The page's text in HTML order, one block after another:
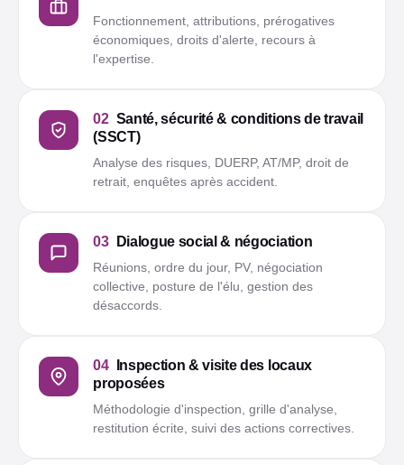
Fonctionnement, attributions, prérogatives
économiques, droits d'alerte, recours à
l'expertise.
02 Santé, sécurité & conditions de travail
(SSCT)
Analyse des risques, DUERP, AT/MP, droit de
retrait, enquêtes après accident.
03 Dialogue social & négociation
Réunions, ordre du jour, PV, négociation
collective, posture de l'élu, gestion des
désaccords.
04
Inspection & visite des locaux
proposées
Méthodologie d'inspection, grille d'analyse,
restitution écrite, suivi des actions correctives.